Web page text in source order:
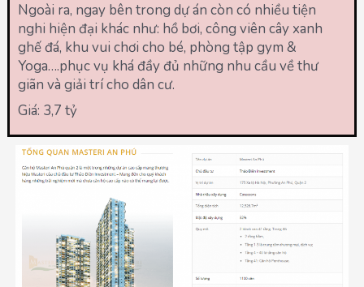
Ngoài ra, ngay bên trong dự án còn có nhiều tiện
nghi hiện đại khác như: hồ bơi, công viên cây xanh
ghế đá, khu vui chơi cho bé, phòng tập gym &
Yoga….phục vụ khá đầy đủ những nhu cầu về thư
giãn và giải trí cho dân cư.
Giá: 3,7 tỷ